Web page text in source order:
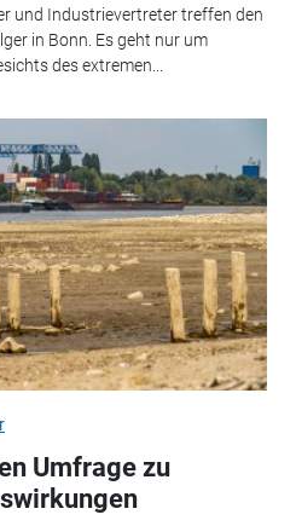
und Industrievertreter treffen den
in Bonn. Es geht nur um
des extremen...
Umfrage zu